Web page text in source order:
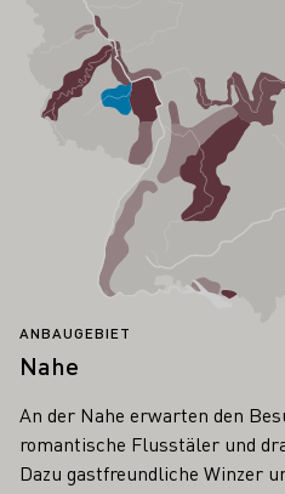
ANBAUGEBIET
Nahe
An der Nahe erwarten den
romantische Flusstäler und
Dazu gastfreundliche Winzer